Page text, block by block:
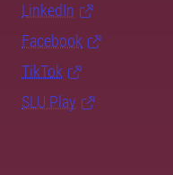
LinkedIn
Facebook
TikTok
SLU Play